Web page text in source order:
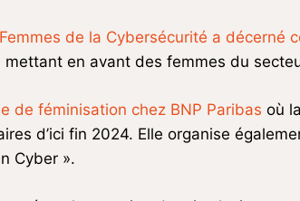
de la Cybersécurité a
mettant en avant des femmes du
de féminisation chez BNP Paribas où
d’ici fin 2024. Elle organise
Cyber ».